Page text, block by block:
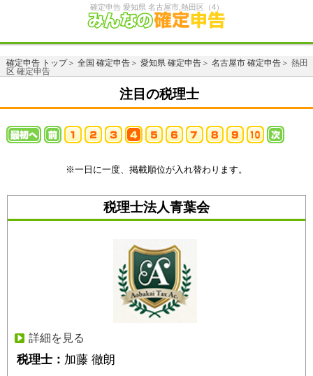
確定申告 愛知県 名古屋市,熱田区（4）
確定申告 トップ＞ 全国 確定申告＞ 愛知県 確定申告＞ 名古屋市 確定申告＞ 熱田
区 確定申告
注目の税理士
※一日に一度、掲載順位が入れ替わります。
税理士法人青葉会
詳細を見る
税理士： 加藤 徹朗